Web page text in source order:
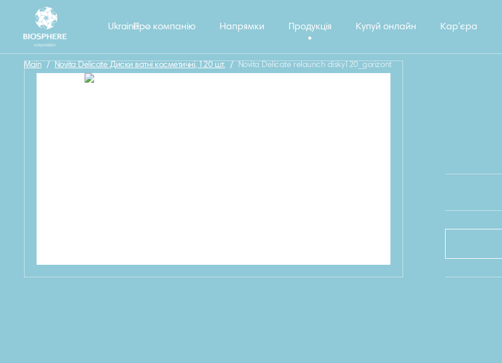
Про компанію Напрямки Продукція Купуй онлайн Кар'єра
Ukraine
Main / Novita Delicate Диски ватні косметичні, 120 шт. / Novita Delicate relaunch disky120_gorizont
Назад